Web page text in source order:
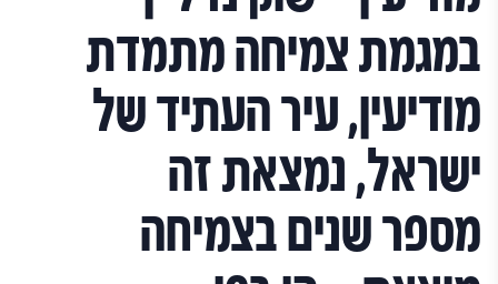
במגמת צמיחה מתמדת
מודיעין, עיר העתיד של
ישראל, נמצאת זה
מספר שנים בצמיחה